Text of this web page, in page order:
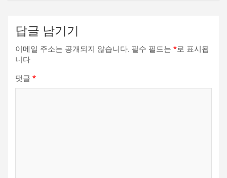
션답글 남기기
이메일 주소는 공개되지 않습니다. 필수 필드는 *로 표시됩
니다
댓글 *